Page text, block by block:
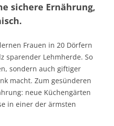
sichere Ernährung,
Frauen in 20 Dörfern
sparender Lehmherde. So
sondern auch giftiger
macht. Zum gesün­der­en
neue Küchen­gärten
in einer der ärmsten